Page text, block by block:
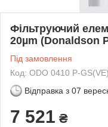
Фільтруючий
20µm (Donaldson
Під замовлення
Код: ODO 0410 P-
Відправка з 07
7 521 ₴